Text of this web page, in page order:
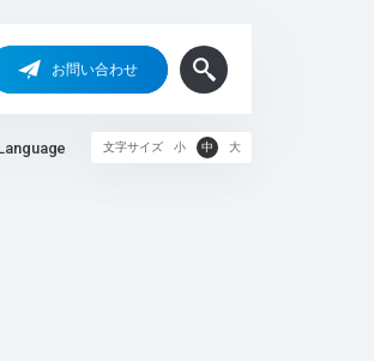
お問い合わせ
文字サイズ 小 中 大